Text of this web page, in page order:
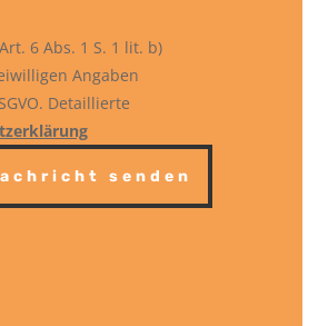
6 Abs. 1 S. 1 lit. b)
Angaben
Detaillierte
senden